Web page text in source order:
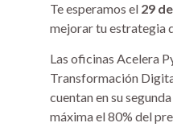
Te esperamos el 29
mejorar tu estrategia
Las oficinas Acelera
Transformación
cuentan en su
máxima el 80% del